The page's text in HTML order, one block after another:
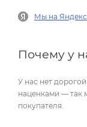
Мы на
Почему у
У нас нет
наценками — так
покупателя.